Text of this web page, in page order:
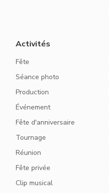
Activités
Fête
Séance photo
Production
Événement
Fête d'anniversaire
Tournage
Réunion
Fête privée
Clip musical